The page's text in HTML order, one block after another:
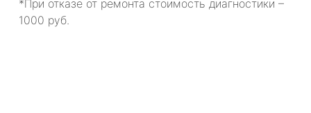
*При отказе от ремонта стоимость диагностики –
1000 руб.